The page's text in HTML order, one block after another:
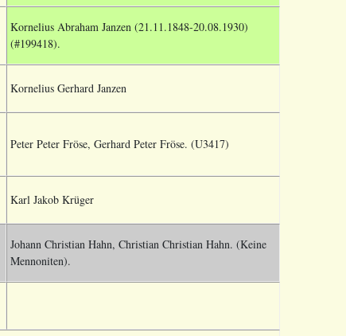
Kornelius Abraham Janzen (21.11.1848-20.08.1930)
(#199418).
Kornelius Gerhard Janzen
Peter Peter Fröse, Gerhard Peter Fröse. (U3417)
Karl Jakob Krüger
Johann Christian Hahn, Christian Christian Hahn. (Keine
Mennoniten).